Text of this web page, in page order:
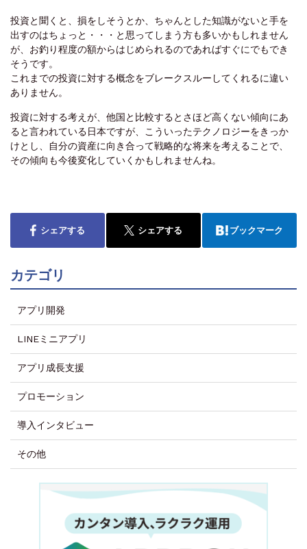
投資と聞くと、損をしそうとか、ちゃんとした知識がないと手を
出すのはちょっと・・・と思ってしまう方も多いかもしれません
が、お釣り程度の額からはじめられるのであればすぐにでもでき
そうです。
これまでの投資に対する概念をブレークスルーしてくれるに違い
ありません。
投資に対する考えが、他国と比較するとさほど高くない傾向にあ
ると言われている日本ですが、こういったテクノロジーをきっか
けとし、自分の資産に向き合って戦略的な将来を考えることで、
その傾向も今後変化していくかもしれませんね。
シェアする シェアする ブックマーク
カテゴリ
アプリ開発
LINEミニアプリ
アプリ成長支援
プロモーション
導入インタビュー
その他